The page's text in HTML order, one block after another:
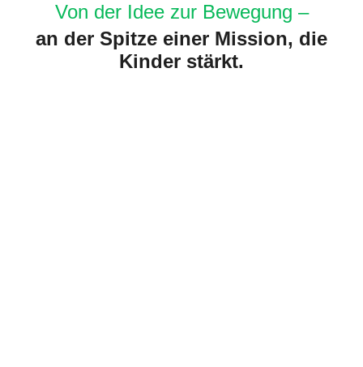
Von der Idee zur Bewegung –
an der Spitze einer Mission, die
Kinder stärkt.